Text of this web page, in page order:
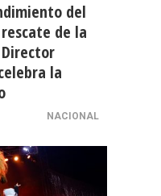
del
de la
la
NACIONAL